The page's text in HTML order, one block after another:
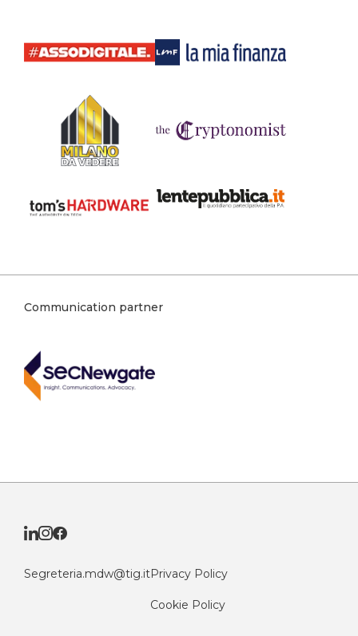
Communication partner
Segreteria.mdw@tig.itPrivacy Policy
Cookie Policy